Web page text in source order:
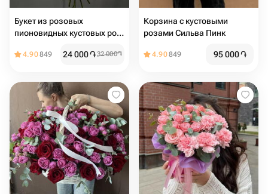
Букет из розовых
пионовидных кустовых роз
4.90849 24 000֏32 000֏
Корзина с кустовыми
розами Сильва Пинк
4.90849 95 000֏